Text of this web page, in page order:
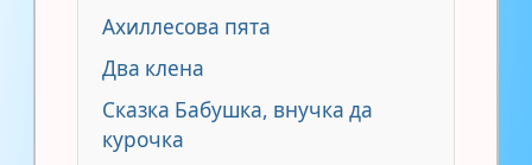
Ахиллесова пята
Два клена
Сказка Бабушка, внучка да
курочка